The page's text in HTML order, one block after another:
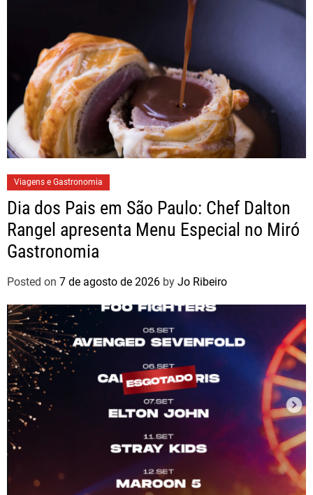
Viagens e Gastronomia
Dia dos Pais em São Paulo: Chef Dalton
Rangel apresenta Menu Especial no Miró
Gastronomia
Posted on 7 de agosto de 2026 by Jo Ribeiro